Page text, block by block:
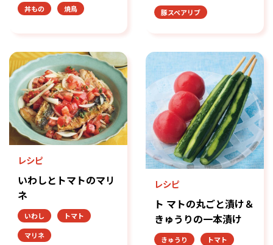
丼もの 焼鳥 豚スペアリブ
レシピ
いわしとトマトのマリ
ネ
いわし
トマト
マリネ
レシピ
ト マトの丸ごと漬け＆
きゅうりの一本漬け
きゅうり
トマト